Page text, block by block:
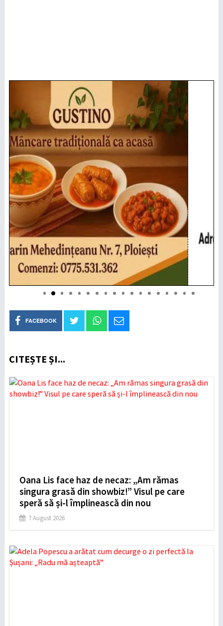
FACEBOOK
CITEȘTE ȘI...
Oana Lis face haz de necaz: „Am rămas
singura grasă din showbiz!” Visul pe care
speră să și-l împlinească din nou
7 August 2026